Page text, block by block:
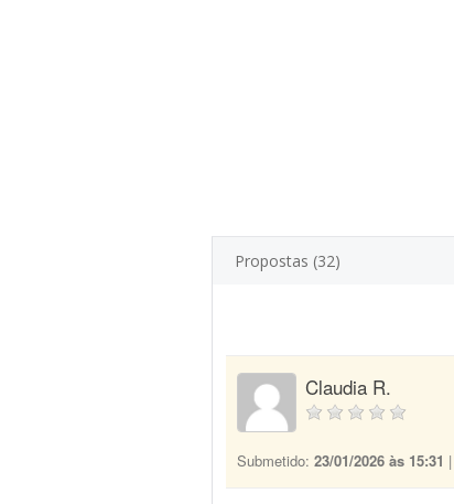
Propostas (32)
Claudia R.
Submetido: 23/01/2026 às 15:31